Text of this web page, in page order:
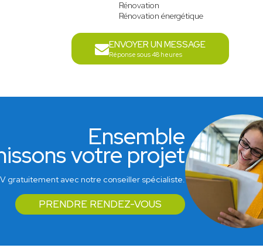
Rénovation
Rénovation énergétique
ENVOYER UN MESSAGE
Réponse sous 48 heures
Ensemble
votre projet
gratuitement avec notre conseiller spécialiste.
PRENDRE RENDEZ-VOUS